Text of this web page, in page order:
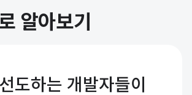
알아보기
도하는 개발자들이